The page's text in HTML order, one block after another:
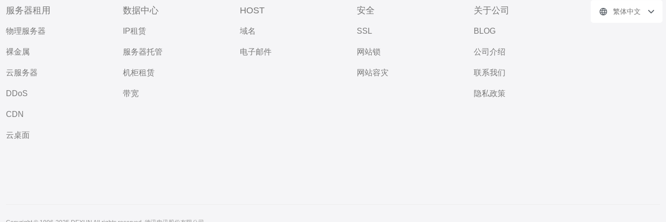
服务器租用
物理服务器
裸金属
云服务器
DDoS
CDN
云桌面
数据中心
IP租赁
服务器托管
机柜租赁
带宽
HOST
域名
电子邮件
安全
SSL
网站锁
网站容灾
关于公司
BLOG
公司介绍
联系我们
隐私政策
繁体中文